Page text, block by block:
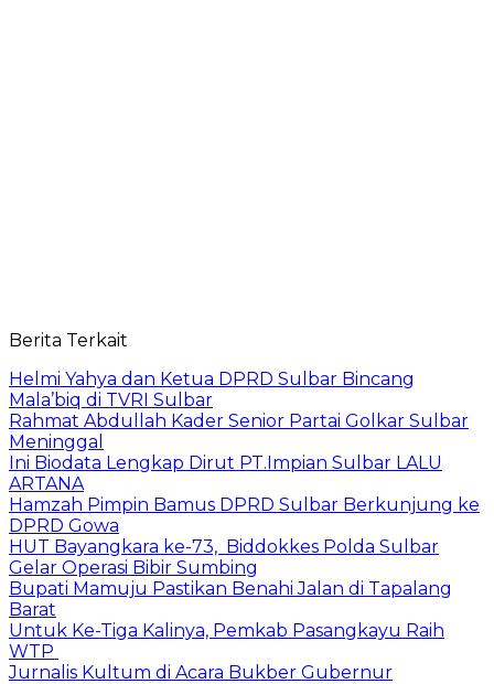
Berita Terkait
Helmi Yahya dan Ketua DPRD Sulbar Bincang
Mala’biq di TVRI Sulbar
Rahmat Abdullah Kader Senior Partai Golkar Sulbar
Meninggal
Ini Biodata Lengkap Dirut PT.Impian Sulbar LALU
ARTANA
Hamzah Pimpin Bamus DPRD Sulbar Berkunjung ke
DPRD Gowa
HUT Bayangkara ke-73, Biddokkes Polda Sulbar
Gelar Operasi Bibir Sumbing
Bupati Mamuju Pastikan Benahi Jalan di Tapalang
Barat
Untuk Ke-Tiga Kalinya, Pemkab Pasangkayu Raih
WTP
Jurnalis Kultum di Acara Bukber Gubernur